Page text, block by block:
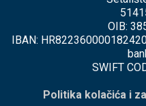
OIB:
IBAN:
SWIFT
Politika kolačića i